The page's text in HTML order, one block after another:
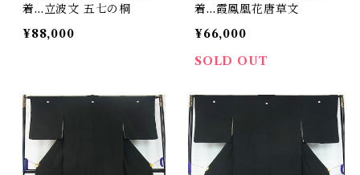
着…立波文 五七の桐
¥88,000
着…霞鳳凰花唐草文
¥66,000
SOLD OUT